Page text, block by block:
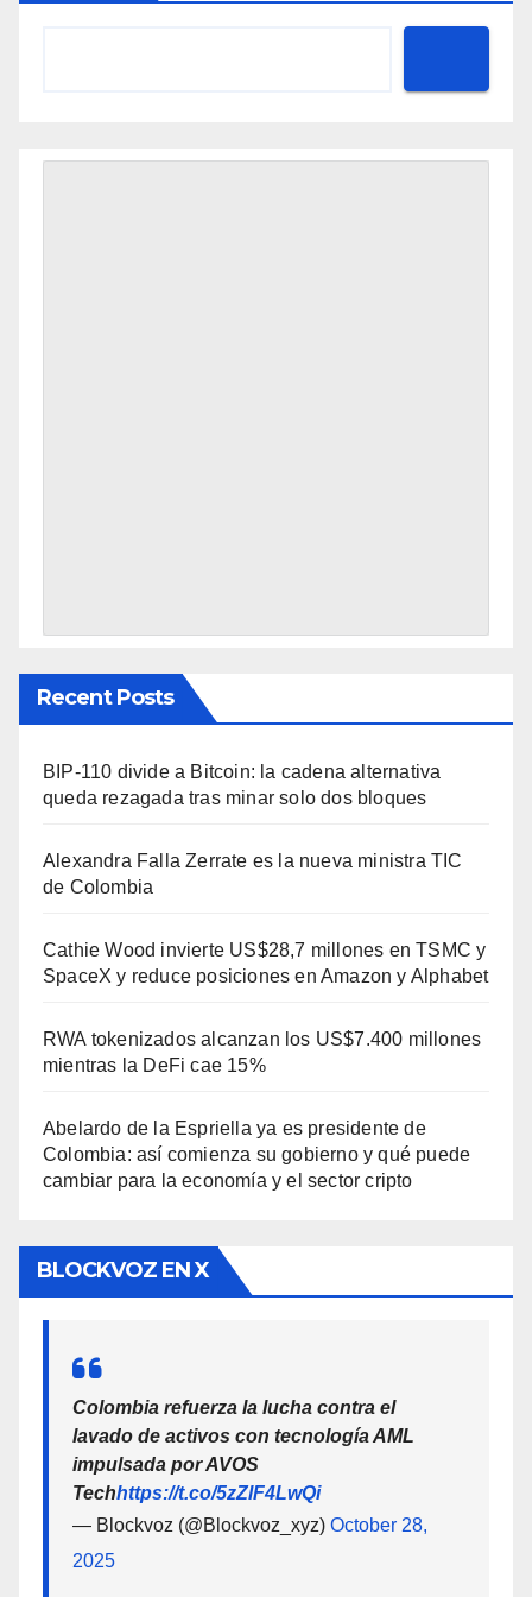
Recent Posts
BIP-110 divide a Bitcoin: la cadena alternativa
queda rezagada tras minar solo dos bloques
Alexandra Falla Zerrate es la nueva ministra TIC
de Colombia
Cathie Wood invierte US$28,7 millones en TSMC y
SpaceX y reduce posiciones en Amazon y Alphabet
RWA tokenizados alcanzan los US$7.400 millones
mientras la DeFi cae 15%
Abelardo de la Espriella ya es presidente de
Colombia: así comienza su gobierno y qué puede
cambiar para la economía y el sector cripto
BLOCKVOZ EN X
Colombia refuerza la lucha contra el
lavado de activos con tecnología AML
impulsada por AVOS
Techhttps://t.co/5zZlF4LwQi
— Blockvoz (@Blockvoz_xyz) October 28,
2025